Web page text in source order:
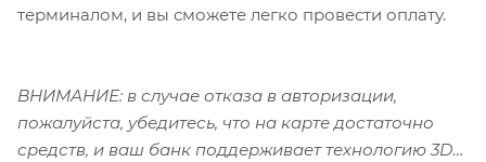
терминалом, и вы сможете легко провести оплату.
ВНИМАНИЕ: в случае отказа в авторизации,
пожалуйста, убедитесь, что на карте достаточно
средств, и ваш банк поддерживает технологию 3D-